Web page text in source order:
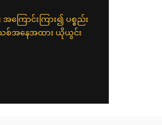
ြောင်းကြား၍ ပစ္စည်း
သစ်အနေအထား ယိုယွင်း